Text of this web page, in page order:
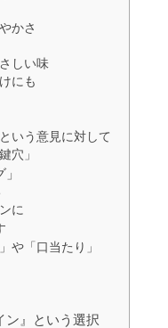
かさ
しい味
にも
いう意見に対して
穴」
に
や「口当たり」
ン』という選択